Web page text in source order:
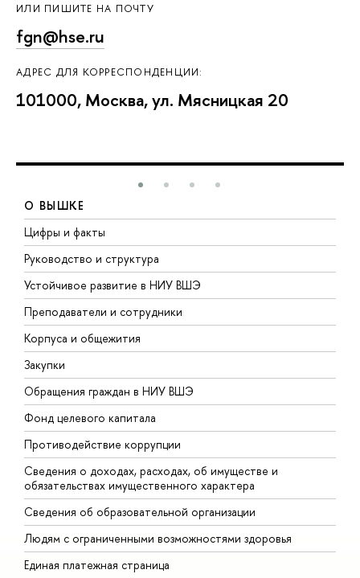
ИЛИ ПИШИТЕ НА ПОЧТУ
fgn@hse.ru
АДРЕС ДЛЯ КОРРЕСПОНДЕНЦИИ:
101000, Москва, ул. Мясницкая 20
О ВЫШКЕ
Цифры и факты
Руководство и структура
Устойчивое развитие в НИУ ВШЭ
Преподаватели и сотрудники
Корпуса и общежития
Закупки
Обращения граждан в НИУ ВШЭ
Фонд целевого капитала
Противодействие коррупции
Сведения о доходах, расходах, об имуществе и
обязательствах имущественного характера
Сведения об образовательной организации
Людям с ограниченными возможностями здоровья
Единая платежная страница